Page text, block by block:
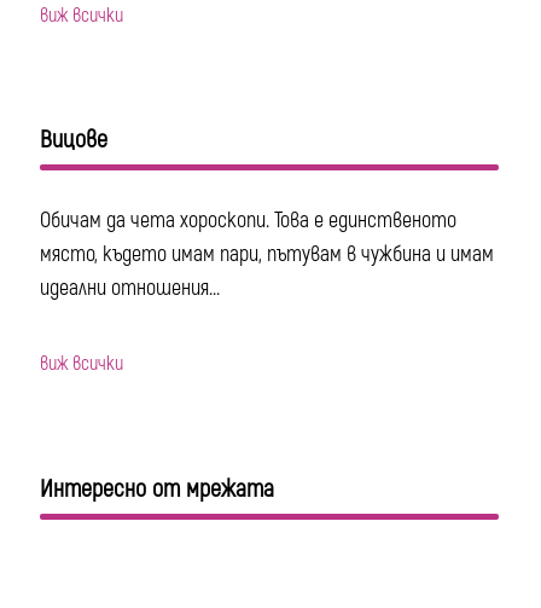
виж всички
Вицове
Обичам да чета хороскопи. Това е единственото
място, където имам пари, пътувам в чужбина и имам
идеални отношения...
виж всички
Интересно от мрежата